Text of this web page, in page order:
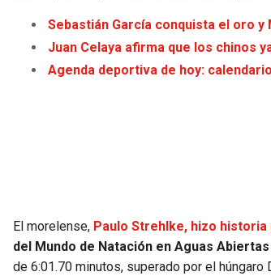
Sebastián García conquista el oro y
Juan Celaya afirma que los chinos
Agenda deportiva de hoy:
El morelense, Paulo Strehlke, hizo
del Mundo de Natación en Aguas
de 6:01.70 minutos, superado por el